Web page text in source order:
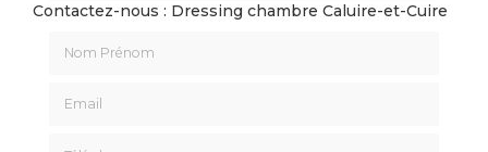
Contactez-nous : Dressing chambre Caluire-et-Cuire